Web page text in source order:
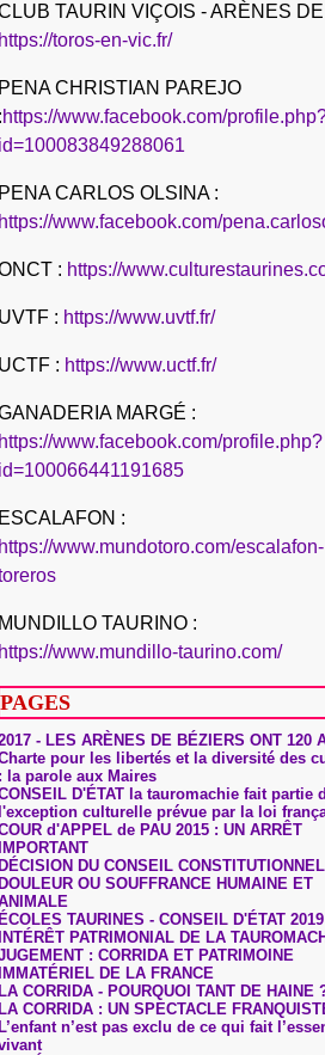
TAURIN VIÇOIS - ARÈNES
https://toros-en-vic.fr/
PENA CHRISTIAN PAREJO
:https://www.facebook.com/
id=100083849288061
PENA CARLOS OLSINA :
https://www.facebook.com/
: https://
UVTF : https://www.uvtf.fr/
UCTF : https://www.uctf.fr/
MARGÉ :
https://www.facebook.com/profile.php?
id=100066441191685
ESCALAFON :
https://www.mundotoro.com/escalafon-
MUNDILLO TAURINO :
https://www.mundillo-taurino.com/
PAGES
- LES ARÈNES DE BÉZIERS ONT 120
pour les libertés et la diversité des
: la parole aux Maires
D'ÉTAT la tauromachie fait partie
l'exception culturelle prévue par la loi
d'APPEL de PAU 2015 : UN ARRÊT
IMPORTANT
DÉCISION DU CONSEIL CONSTITUTIONNEL
DOULEUR OU SOUFFRANCE HUMAINE ET
ÉCOLES TAURINES - CONSEIL D'ÉTAT 2019
INTÉRÊT PATRIMONIAL DE LA
: CORRIDA ET PATRIMOINE
IMMATÉRIEL DE LA FRANCE
LA CORRIDA - POURQUOI TANT DE HAINE
LA CORRIDA : UN SPECTACLE
L’enfant n’est pas exclu de ce qui fait